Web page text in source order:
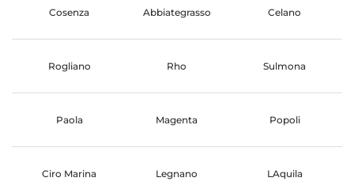
Cosenza Abbiategrasso Celano
Rogliano Rho Sulmona
Paola Magenta Popoli
Ciro Marina Legnano LAquila